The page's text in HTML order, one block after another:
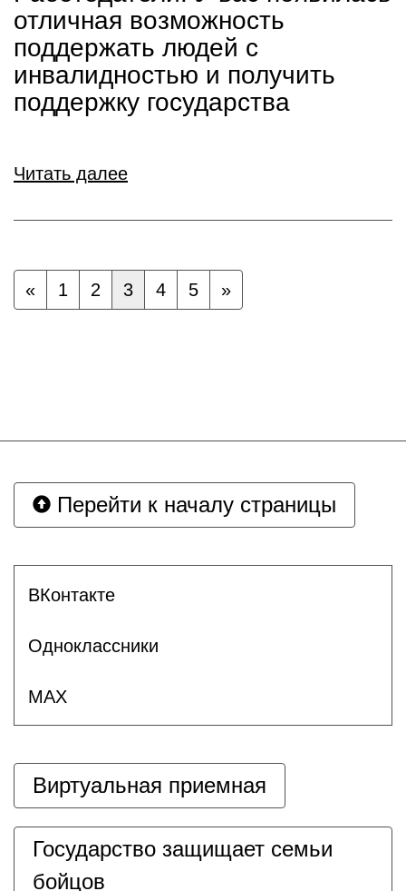
отличная возможность
поддержать людей с
инвалидностью и получить
поддержку государства
Читать далее
« 1 2 3 4 5 »
Перейти к началу страницы
ВКонтакте
Одноклассники
MAX
Виртуальная приемная
Государство защищает семьи
бойцов